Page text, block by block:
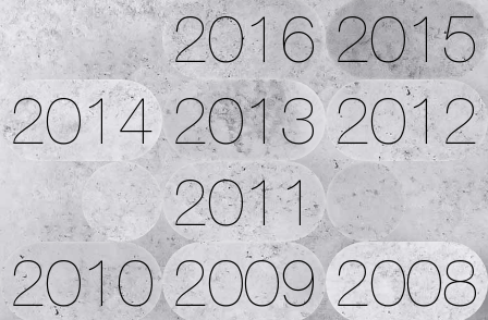
2016 2015
2014 2013 2012
2011
2010 2009 2008